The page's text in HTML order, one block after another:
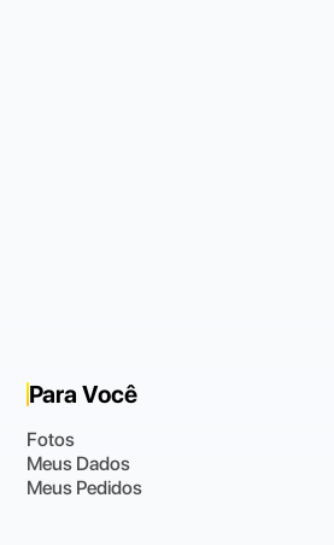
Para Você
Fotos
Meus Dados
Meus Pedidos